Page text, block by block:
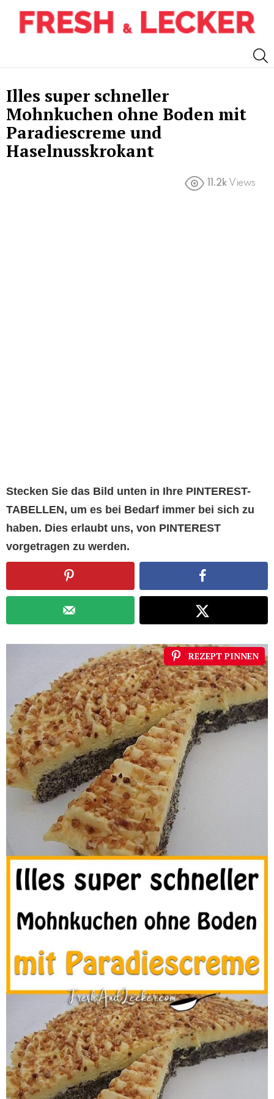
Illes super schneller
Mohnkuchen ohne Boden mit
Paradiescreme und
Haselnusskrokant
11.2k Views
Stecken Sie das Bild unten in Ihre PINTEREST-
TABELLEN, um es bei Bedarf immer bei sich zu
haben. Dies erlaubt uns, von PINTEREST
vorgetragen zu werden.
REZEPT PINNEN